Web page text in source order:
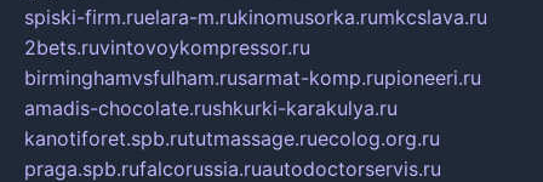
spiski-firm.ruelara-m.rukinomusorka.rumkcslava.ru
2bets.ruvintovoykompressor.ru
birminghamvsfulham.rusarmat-komp.rupioneeri.ru
amadis-chocolate.rushkurki-karakulya.ru
kanotiforet.spb.rututmassage.ruecolog.org.ru
praga.spb.rufalcorussia.ruautodoctorservis.ru